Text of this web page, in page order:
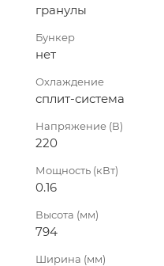
гранулы
Бункер
нет
Охлаждение
сплит-система
Напряжение (В)
220
Мощность (кВт)
0.16
Высота (мм)
794
Ширина (мм)